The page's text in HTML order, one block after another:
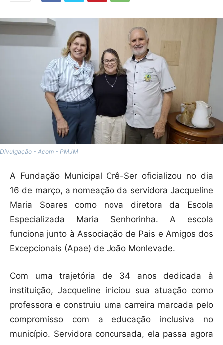
Divulgação - Acom - PMJM
A Fundação Municipal Crê-Ser oficializou no dia
16 de março, a nomeação da servidora Jacqueline
Maria Soares como nova diretora da Escola
Especializada Maria Senhorinha. A escola
funciona junto à Associação de Pais e Amigos dos
Excepcionais (Apae) de João Monlevade.
Com uma trajetória de 34 anos dedicada à
instituição, Jacqueline iniciou sua atuação como
professora e construiu uma carreira marcada pelo
compromisso com a educação inclusiva no
município. Servidora concursada, ela passa agora